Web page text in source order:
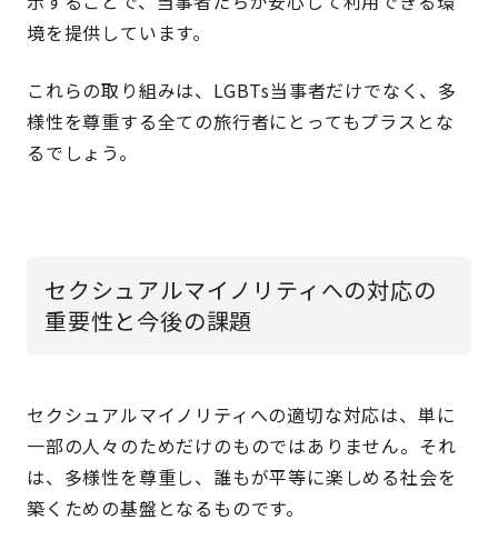
境を提供しています。
これらの取り組みは、LGBTs当事者だけでなく、多
様性を尊重する全ての旅行者にとってもプラスとな
るでしょう。
セクシュアルマイノリティへの対応の
重要性と今後の課題
セクシュアルマイノリティへの適切な対応は、単に
一部の人々のためだけのものではありません。それ
は、多様性を尊重し、誰もが平等に楽しめる社会を
築くための基盤となるものです。